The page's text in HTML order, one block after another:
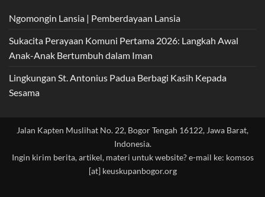
Ngomongin Lansia | Pemberdayaan Lansia
Sukacita Perayaan Komuni Pertama 2026: Langkah Awal
Anak-Anak Bertumbuh dalam Iman
Lingkungan St. Antonius Padua Berbagi Kasih Kepada
Sesama
Jalan Kapten Muslihat No. 22, Bogor Tengah 16122, Jawa Barat,
Indonesia.
Ingin kirim berita, artikel, materi untuk website? e-mail ke: komsos
[at] keuskupanbogor.org